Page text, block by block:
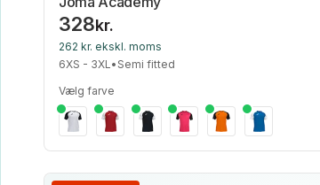
328kr.
262 kr. ekskl. moms
6XS - 3XL• Semi fitted
Vælg farve